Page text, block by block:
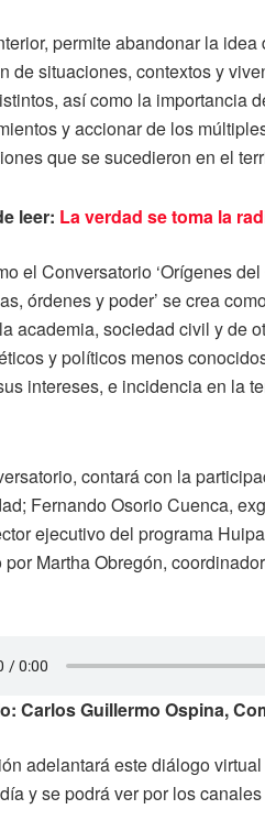
permite abandonar la
de situaciones, contextos y
así como la importancia
y accionar de los
que se sucedieron en el
leer: La verdad se toma la
el Conversatorio ‘Orígenes
órdenes y poder’ se crea
academia, sociedad civil y de
y políticos menos
intereses, e incidencia en la
contará con la
Fernando Osorio Cuenca,
ejecutivo del programa
por Martha Obregón,
Carlos Guillermo Ospina,
adelantará este diálogo
y se podrá ver por los